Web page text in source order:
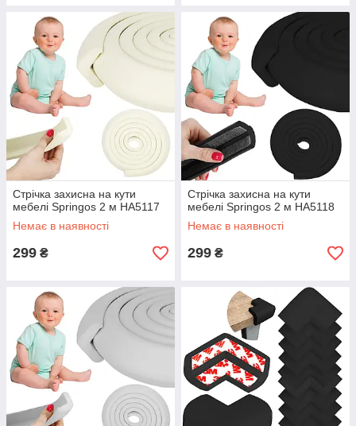
Стрічка захисна на кути
мебелі Springos 2 м HA5117
Немає в наявності
299 ₴
Стрічка захисна на кути
мебелі Springos 2 м HA5118
Немає в наявності
299 ₴